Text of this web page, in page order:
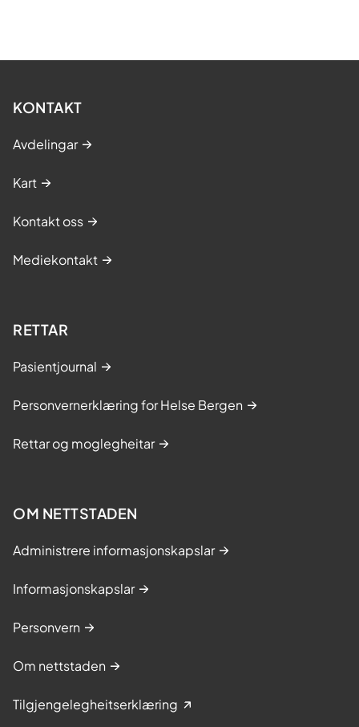
KONTAKT
Avdelingar
Kart
Kontakt oss
Mediekontakt
RETTAR
Pasientjournal
Personvernerklæring for Helse Bergen
Rettar og moglegheitar
OM NETTSTADEN
Administrere informasjonskapslar
Informasjonskapslar
Personvern
Om nettstaden
Tilgjengelegheitserklæring